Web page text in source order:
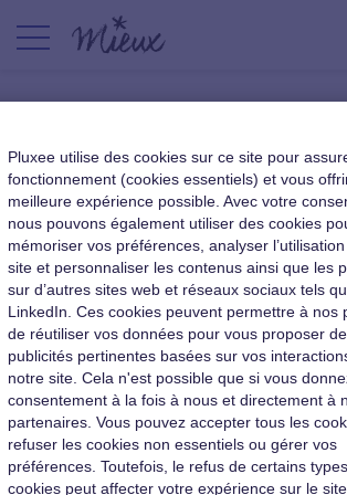
Jouer pour motiver
Incentives, motivation, avantages| 24
Pluxee utilise des cookies sur ce site pour
fonctionnement (cookies essentiels) et vous
meilleure expérience possible. Avec votre
nous pouvons également utiliser des cookies
mémoriser vos préférences, analyser
site et personnaliser les contenus ainsi que les
sur d’autres sites web et réseaux sociaux tels
LinkedIn. Ces cookies peuvent permettre à nos
de réutiliser vos données pour vous proposer
publicités pertinentes basées sur vos
notre site. Cela n'est possible que si vous
consentement à la fois à nous et directement à
partenaires. Vous pouvez accepter tous les
refuser les cookies non essentiels ou gérer vos
préférences. Toutefois, le refus de certains
cookies peut affecter votre expérience sur le